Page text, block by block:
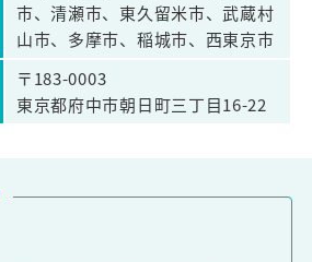
市、清瀬市、東久留米市、武蔵村
山市、多摩市、稲城市、西東京市
〒183-0003
東京都府中市朝日町三丁目16-22